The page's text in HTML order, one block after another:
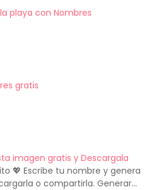
playa con Nombres
gratis
imagen gratis y Descargala
💖 Escribe tu nombre y genera
o compartirla. Generar...